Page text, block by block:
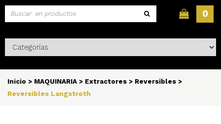
0
Inicio > MAQUINARIA > Extractores > Reversibles >
Reversibles Langstroth